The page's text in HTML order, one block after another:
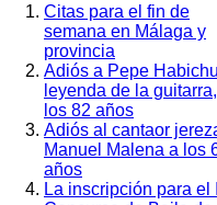
Citas para el fin de
semana en Málaga y
provincia
Adiós a Pepe
leyenda de la
los 82 años
Adiós al cantaor
Manuel Malena a los
años
La inscripción para el I